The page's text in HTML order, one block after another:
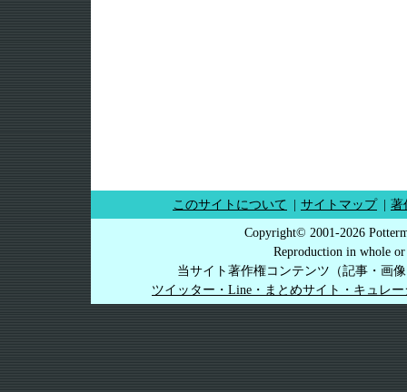
このサイトについて サイトマップ 著
Copyright© 2001-2026
Reproduction in whole
当サイト著作権コンテンツ（記事・画
ツイッター・Line・まとめサイト・キュレ